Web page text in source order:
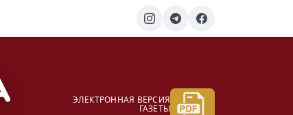
ЭЛЕКТРОННАЯ ВЕРСИЯ
ГАЗЕТЫ